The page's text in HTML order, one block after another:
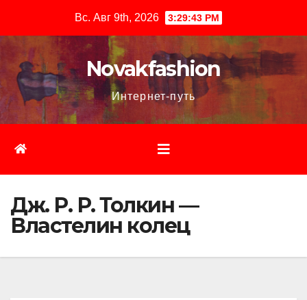
содержимому
Вс. Авг 9th, 2026 3:29:44 PM
Novakfashion
Интернет-путь
Дж. Р. Р. Толкин —
Властелин колец